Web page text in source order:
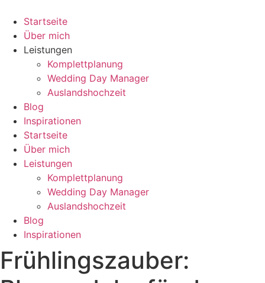
Inhalt
springen
Startseite
Über mich
Leistungen
Komplettplanung
Wedding Day Manager
Auslandshochzeit
Blog
Inspirationen
Startseite
Über mich
Leistungen
Komplettplanung
Wedding Day Manager
Auslandshochzeit
Blog
Inspirationen
Frühlingszauber: